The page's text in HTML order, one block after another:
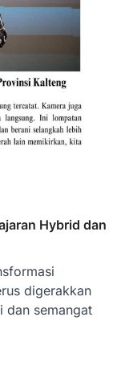
Hybrid dan
digerakkan
dan semangat